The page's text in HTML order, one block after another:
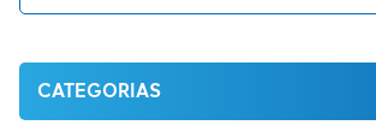
CATEGORIAS